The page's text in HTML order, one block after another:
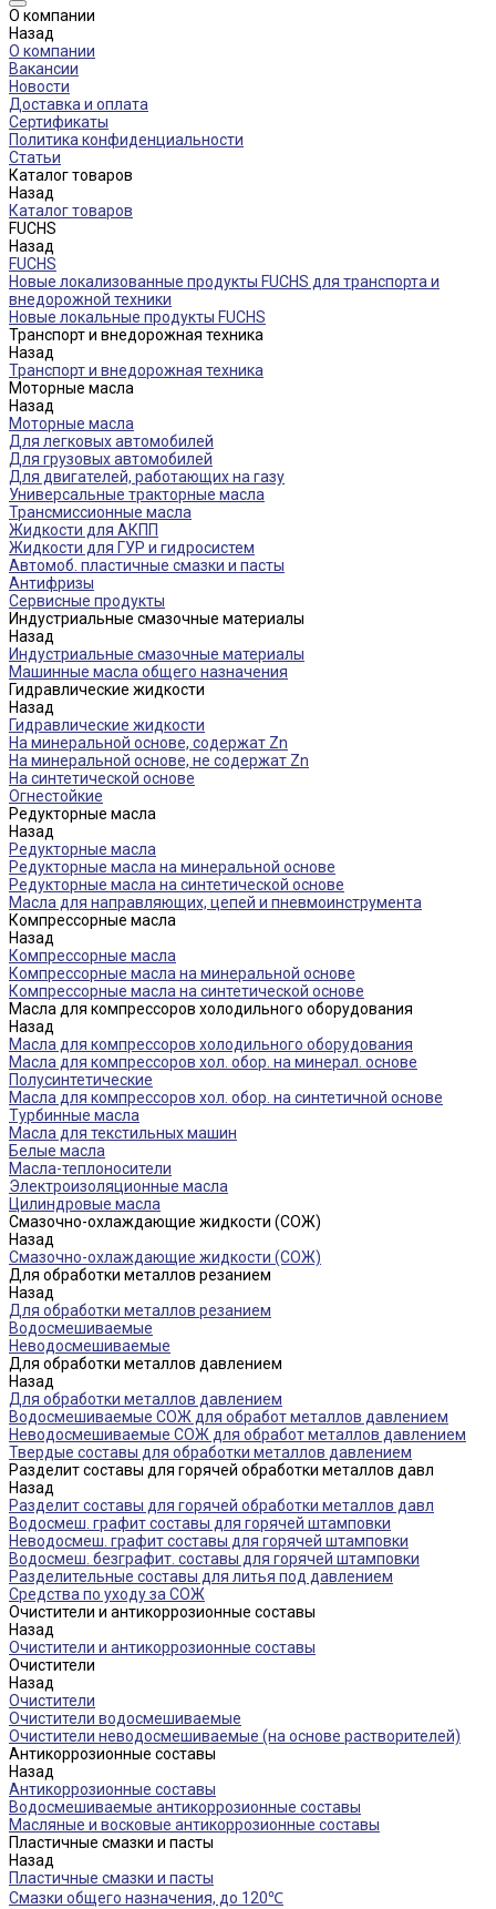
О компании
Назад
О компании
Вакансии
Новости
Доставка и оплата
Сертификаты
Политика конфиденциальности
Статьи
Каталог товаров
Назад
Каталог товаров
FUCHS
Назад
FUCHS
Новые локализованные продукты FUCHS для транспорта и
внедорожной техники
Новые локальные продукты FUCHS
Транспорт и внедорожная техника
Назад
Транспорт и внедорожная техника
Моторные масла
Назад
Моторные масла
Для легковых автомобилей
Для грузовых автомобилей
Для двигателей, работающих на газу
Универсальные тракторные масла
Трансмиссионные масла
Жидкости для АКПП
Жидкости для ГУР и гидросистем
Автомоб. пластичные смазки и пасты
Антифризы
Сервисные продукты
Индустриальные смазочные материалы
Назад
Индустриальные смазочные материалы
Машинные масла общего назначения
Гидравлические жидкости
Назад
Гидравлические жидкости
На минеральной основе, содержат Zn
На минеральной основе, не содержат Zn
На синтетической основе
Огнестойкие
Редукторные масла
Назад
Редукторные масла
Редукторные масла на минеральной основе
Редукторные масла на синтетической основе
Масла для направляющих, цепей и пневмоинструмента
Компрессорные масла
Назад
Компрессорные масла
Компрессорные масла на минеральной основе
Компрессорные масла на синтетической основе
Масла для компрессоров холодильного оборудования
Назад
Масла для компрессоров холодильного оборудования
Масла для компрессоров хол. обор. на минерал. основе
Полусинтетические
Масла для компрессоров хол. обор. на синтетичной основе
Турбинные масла
Масла для текстильных машин
Белые масла
Масла-теплоносители
Электроизоляционные масла
Цилиндровые масла
Смазочно-охлаждающие жидкости (СОЖ)
Назад
Смазочно-охлаждающие жидкости (СОЖ)
Для обработки металлов резанием
Назад
Для обработки металлов резанием
Водосмешиваемые
Неводосмешиваемые
Для обработки металлов давлением
Назад
Для обработки металлов давлением
Водосмешиваемые СОЖ для обработ металлов давлением
Неводосмешиваемые СОЖ для обработ металлов давлением
Твердые составы для обработки металлов давлением
Разделит составы для горячей обработки металлов давл
Назад
Разделит составы для горячей обработки металлов давл
Водосмеш. графит составы для горячей штамповки
Неводосмеш. графит составы для горячей штамповки
Водосмеш. безграфит. составы для горячей штамповки
Разделительные составы для литья под давлением
Средства по уходу за СОЖ
Очистители и антикоррозионные составы
Назад
Очистители и антикоррозионные составы
Очистители
Назад
Очистители
Очистители водосмешиваемые
Очистители неводосмешиваемые (на основе растворителей)
Антикоррозионные составы
Назад
Антикоррозионные составы
Водосмешиваемые антикоррозионные составы
Масляные и восковые антикоррозионные составы
Пластичные смазки и пасты
Назад
Пластичные смазки и пасты
Смазки общего назначения, до 120℃